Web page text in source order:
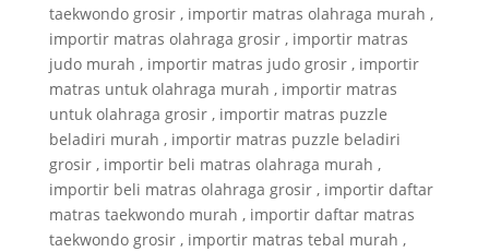
taekwondo grosir , importir matras olahraga murah ,
importir matras olahraga grosir , importir matras
judo murah , importir matras judo grosir , importir
matras untuk olahraga murah , importir matras
untuk olahraga grosir , importir matras puzzle
beladiri murah , importir matras puzzle beladiri
grosir , importir beli matras olahraga murah ,
importir beli matras olahraga grosir , importir daftar
matras taekwondo murah , importir daftar matras
taekwondo grosir , importir matras tebal murah ,